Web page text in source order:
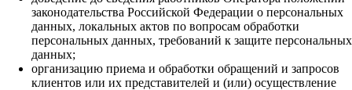
законодательства Российской Федерации о персональных
данных, локальных актов по вопросам обработки
персональных данных, требований к защите персональных
данных;
организацию приема и обработки обращений и запросов
клиентов или их представителей и (или) осуществление